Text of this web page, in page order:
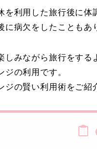
を利用した旅行後に体
に病欠をしたこともあ
しみながら旅行をする
ジの利用です。
ジの賢い利用術をご紹